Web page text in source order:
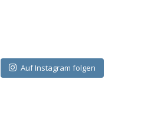
Auf Instagram folgen